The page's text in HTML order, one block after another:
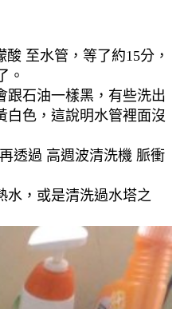
至水管，等了約15分，
。
跟石油一樣黑，有些洗出
白色，這說明水管裡面沒
透過 高週波清洗機 脈衝
水，或是清洗過水塔之